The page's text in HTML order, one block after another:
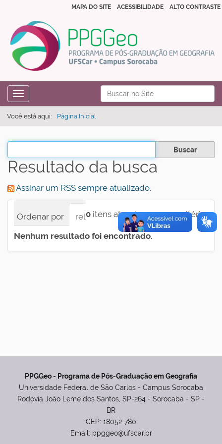
Busca
Busca Avançada…
MAPA DO SITE ACESSIBILIDADE ALTO CONTRASTE
Toggle navigation
Você está aqui: Página Inicial
Filtrar os resultados
Resultado da busca
Assinar um RSS sempre atualizado.
0 itens atendem ao seu critério.
Ordenar por relevância
data (mais recente
Nenhum resultado foi encontrado.
PPGGeo - Programa de Pós-Graduação em Geografia
Universidade Federal de São Carlos - Campus Sorocaba
Rodovia João Leme dos Santos, SP-264 - Sorocaba - SP -
BR
CEP: 18052-780
Email: ppggeo@ufscar.br